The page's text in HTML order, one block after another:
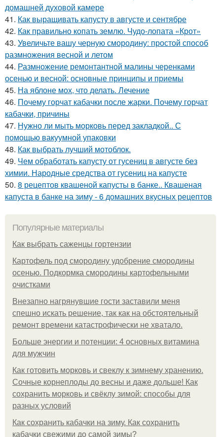
домашней духовой камере
41. Как выращивать капусту в августе и сентябре
42. Как правильно копать землю. Чудо-лопата «Крот»
43. Увеличьте вашу черную смородину: простой способ
размножения весной и летом
44. Размножение ремонтантной малины черенками
осенью и весной: основные принципы и приемы
45. На яблоне мох, что делать. Лечение
46. Почему горчат кабачки после жарки. Почему горчат
кабачки, причины
47. Нужно ли мыть морковь перед закладкой.. С
помощью вакуумной упаковки
48. Как выбрать лучший мотоблок.
49. Чем обработать капусту от гусениц в августе без
химии. Народные средства от гусениц на капусте
50. 8 рецептов квашеной капусты в банке.. Квашеная
капуста в банке на зиму - 6 домашних вкусных рецептов
Популярные материалы
Как выбрать саженцы гортензии
Картофель под смородину удобрение смородины
осенью. Подкормка смородины картофельными
очистками
Внезапно нагрянувшие гости заставили меня
спешно искать решение, так как на обстоятельный
ремонт времени катастрофически не хватало.
Больше энергии и потенции: 4 основных витамина
для мужчин
Как готовить морковь и свеклу к зимнему хранению.
Сочные корнеплоды до весны и даже дольше! Как
сохранить морковь и свёклу зимой: способы для
разных условий
Как сохранить кабачки на зиму. Как сохранить
кабачки свежими до самой зимы?